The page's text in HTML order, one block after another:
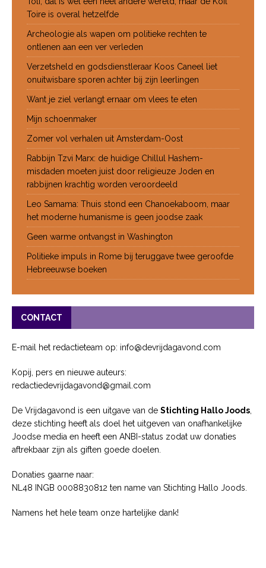
Toire is overal hetzelfde
Archeologie als wapen om politieke rechten te
ontlenen aan een ver verleden
Verzetsheld en godsdienstleraar Koos Caneel liet
onuitwisbare sporen achter bij zijn leerlingen
Want je ziel verlangt ernaar om vlees te eten
Mijn schoenmaker
Zomer vol verhalen uit Amsterdam-Oost
Rabbijn Tzvi Marx: de huidige Chillul Hashem-
misdaden moeten juist door religieuze Joden en
rabbijnen krachtig worden veroordeeld
Leo Samama: Thuis stond een Chanoekaboom, maar
het moderne humanisme is geen joodse zaak
Geen warme ontvangst in Washington
Politieke impuls in Rome bij teruggave twee geroofde
Hebreeuwse boeken
CONTACT
E-mail het redactieteam op: info@devrijdagavond.com
Kopij, pers en nieuwe auteurs:
redactiedevrijdagavond@gmail.com
De Vrijdagavond is een uitgave van de Stichting Hallo Joods
deze stichting heeft als doel het uitgeven van onafhankelijke
Joodse media en heeft een ANBI-status zodat uw donaties
aftrekbaar zijn als giften goede doelen.
Donaties gaarne naar:
NL48 INGB 0008830812 ten name van Stichting Hallo Joods.
Namens het hele team onze hartelijke dank!